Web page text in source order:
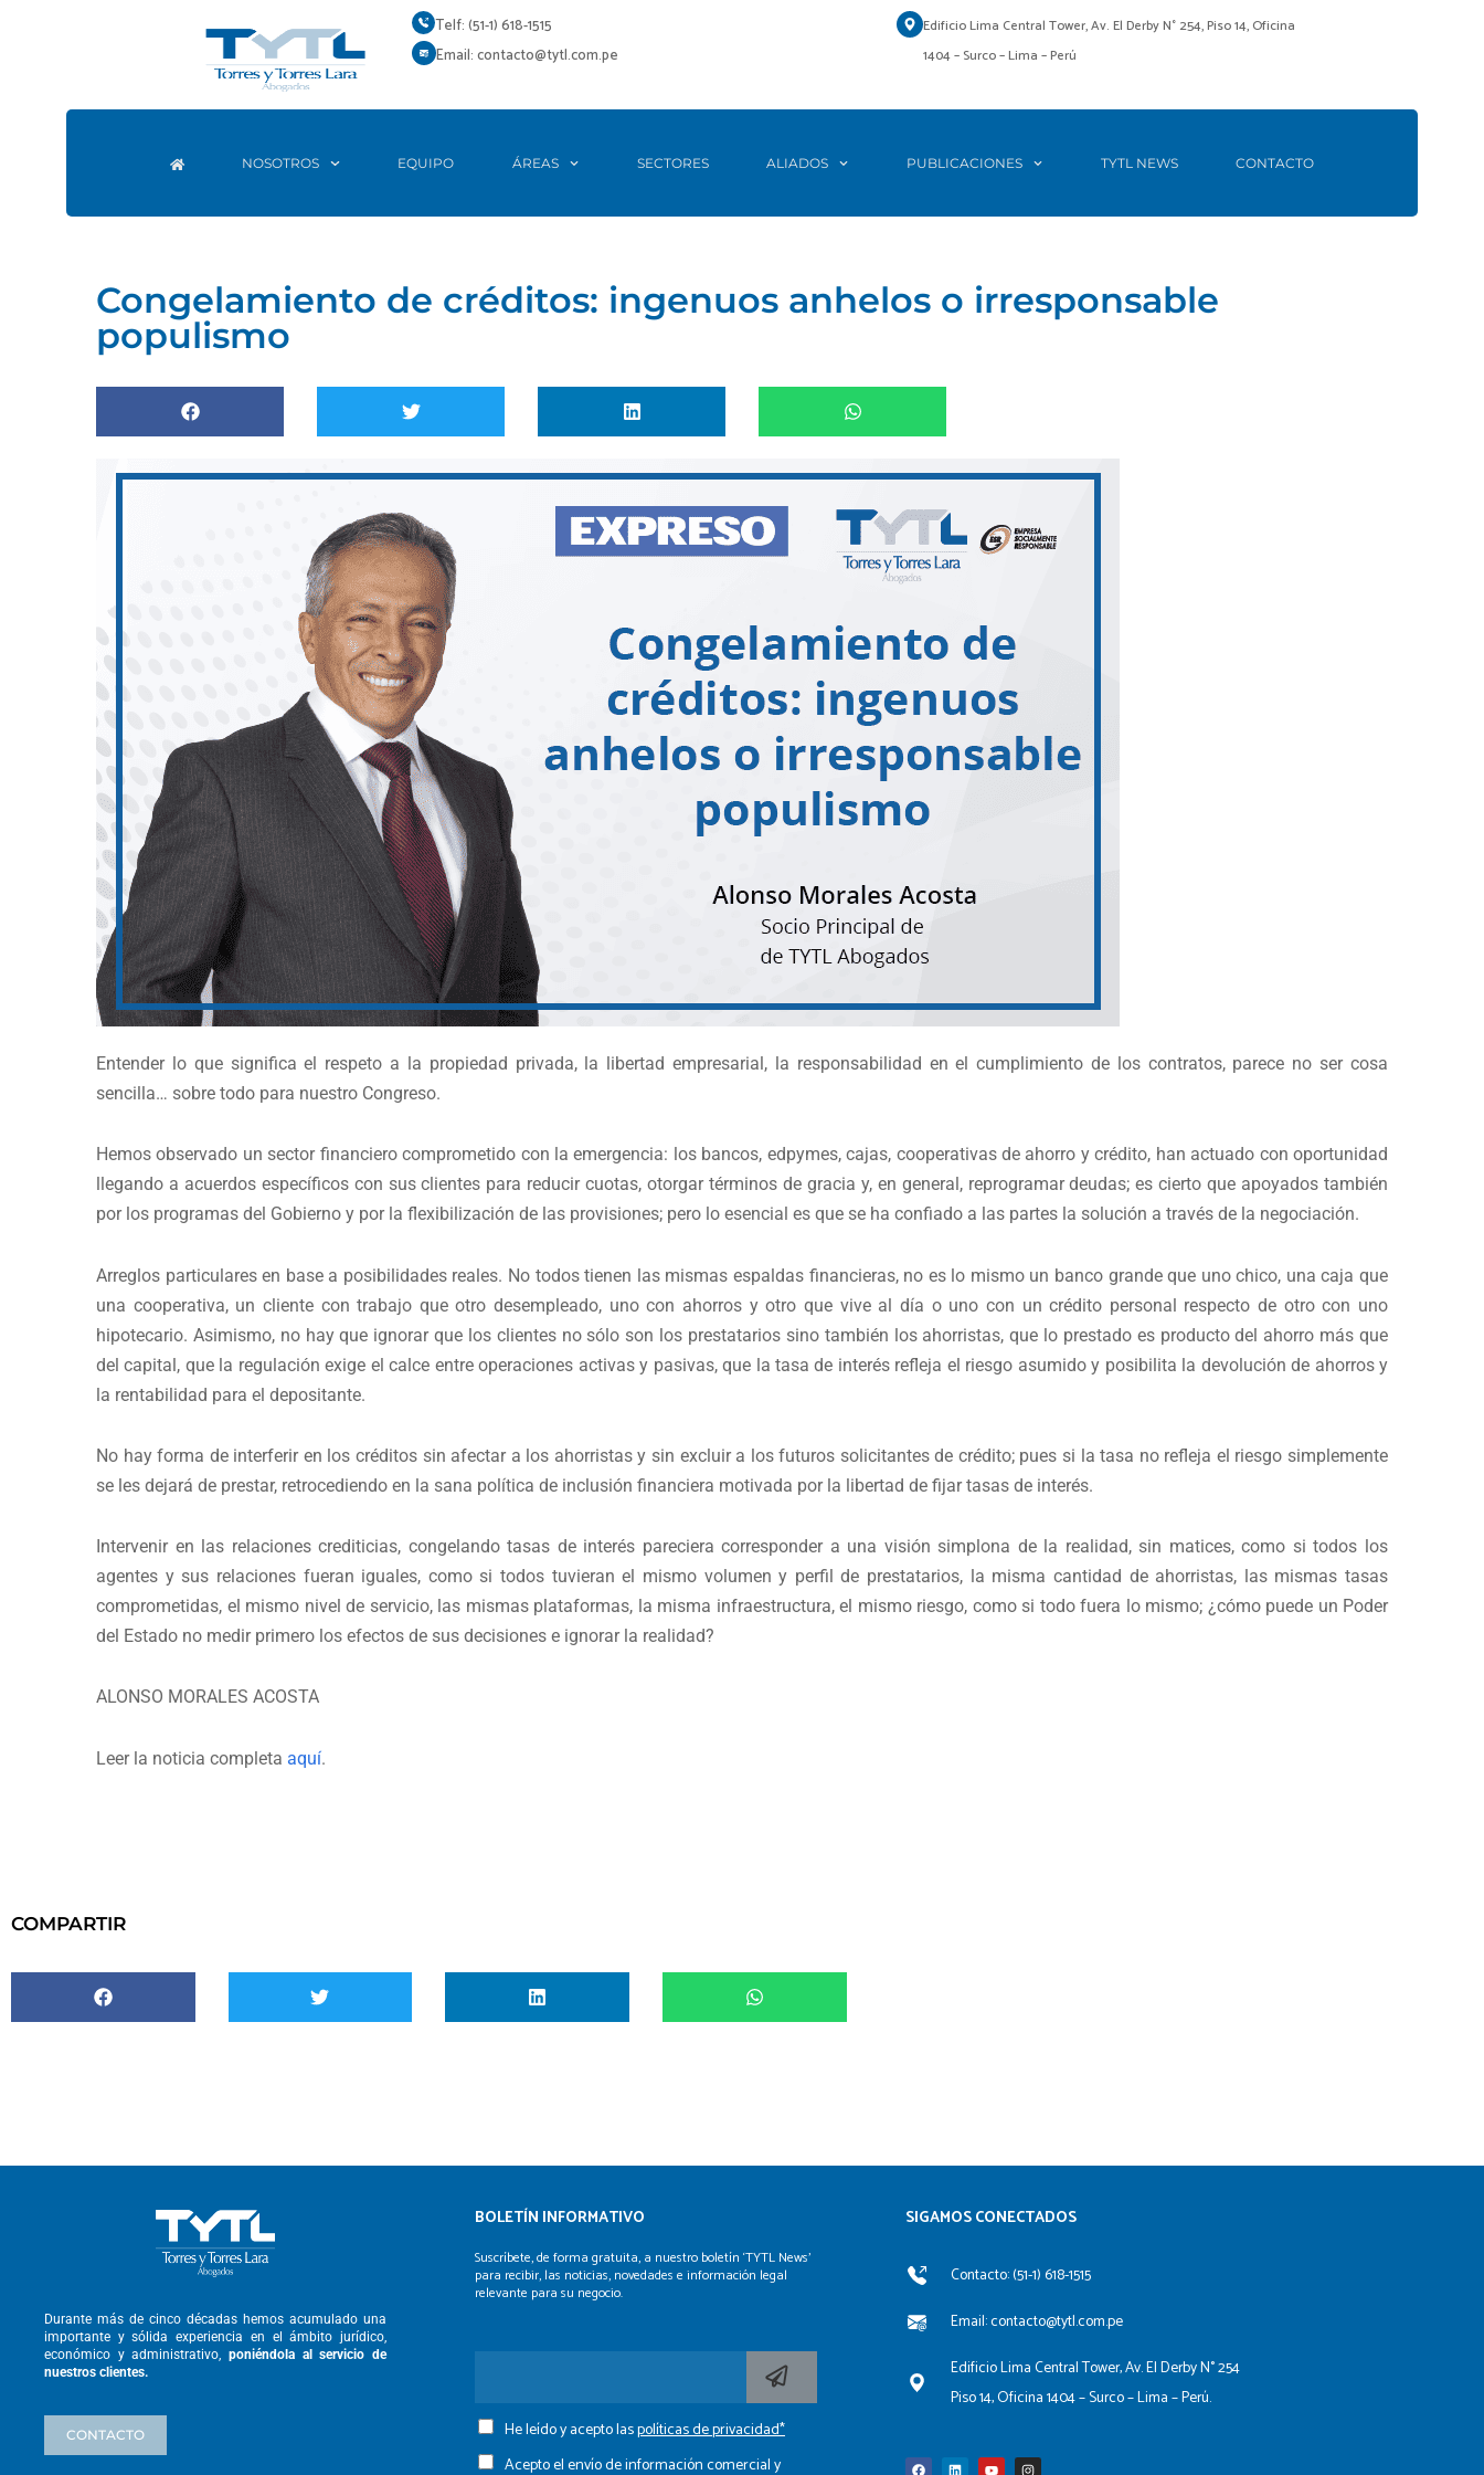
Telf: (51-1) 618-1515
Email: contacto@tytl.com.pe
Edificio Lima Central Tower, Av. El Derby N° 254, Piso 14, Oficina
1404 – Surco – Lima – Perú
NOSOTROS EQUIPO ÁREAS SECTORES ALIADOS PUBLICACIONES TYTL NEWS CONTACTO
Congelamiento de créditos: ingenuos anhelos o irresponsable
populismo
Entender lo que significa el respeto a la propiedad privada, la libertad empresarial, la responsabilidad en el cumplimiento de los contratos, parece no ser cosa
sencilla… sobre todo para nuestro Congreso.
Hemos observado un sector financiero comprometido con la emergencia: los bancos, edpymes, cajas, cooperativas de ahorro y crédito, han actuado con oportunidad
llegando a acuerdos específicos con sus clientes para reducir cuotas, otorgar términos de gracia y, en general, reprogramar deudas; es cierto que apoyados también
por los programas del Gobierno y por la flexibilización de las provisiones; pero lo esencial es que se ha confiado a las partes la solución a través de la negociación.
Arreglos particulares en base a posibilidades reales. No todos tienen las mismas espaldas financieras, no es lo mismo un banco grande que uno chico, una caja que
una cooperativa, un cliente con trabajo que otro desempleado, uno con ahorros y otro que vive al día o uno con un crédito personal respecto de otro con uno
hipotecario. Asimismo, no hay que ignorar que los clientes no sólo son los prestatarios sino también los ahorristas, que lo prestado es producto del ahorro más que
del capital, que la regulación exige el calce entre operaciones activas y pasivas, que la tasa de interés refleja el riesgo asumido y posibilita la devolución de ahorros y
la rentabilidad para el depositante.
No hay forma de interferir en los créditos sin afectar a los ahorristas y sin excluir a los futuros solicitantes de crédito; pues si la tasa no refleja el riesgo simplemente
se les dejará de prestar, retrocediendo en la sana política de inclusión financiera motivada por la libertad de fijar tasas de interés.
Intervenir en las relaciones crediticias, congelando tasas de interés pareciera corresponder a una visión simplona de la realidad, sin matices, como si todos los
agentes y sus relaciones fueran iguales, como si todos tuvieran el mismo volumen y perfil de prestatarios, la misma cantidad de ahorristas, las mismas tasas
comprometidas, el mismo nivel de servicio, las mismas plataformas, la misma infraestructura, el mismo riesgo, como si todo fuera lo mismo; ¿cómo puede un Poder
del Estado no medir primero los efectos de sus decisiones e ignorar la realidad?
ALONSO MORALES ACOSTA
Leer la noticia completa aquí.
COMPARTIR
Durante más de cinco décadas hemos acumulado una
importante y sólidaexperiencia en el ámbito jurídico,
económico y administrativo, poniéndola al servicio de
nuestros clientes.
CONTACTO
BOLETÍN INFORMATIVO
Suscríbete, de forma gratuita, a nuestro boletín ‘TYTL News’
para recibir, las noticias, novedades e información legal
relevante para su negocio.
He leído y acepto laspolíticas de privacidad*
Acepto el envío de información comercial y
SIGAMOS CONECTADOS​
Contacto: (51-1) 618-1515
Email: contacto@tytl.com.pe
Edificio Lima Central Tower, Av. El Derby N° 254
Piso 14, Oficina 1404 – Surco – Lima – Perú.
c
e k
u
t
s
t